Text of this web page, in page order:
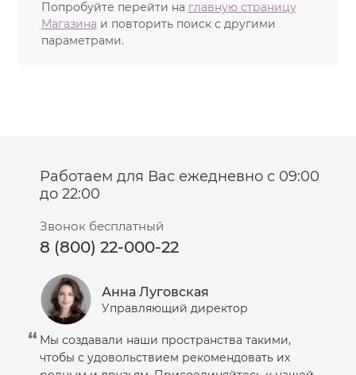
Попробуйте перейти на главную страницу
Магазина и повторить поиск с другими
параметрами.
Работаем для Вас ежедневно с 09:00
до 22:00
Звонок бесплатный
8 (800) 22-000-22
Анна Луговская
Управляющий директор
Мы создавали наши пространства такими,
чтобы с удовольствием рекомендовать их